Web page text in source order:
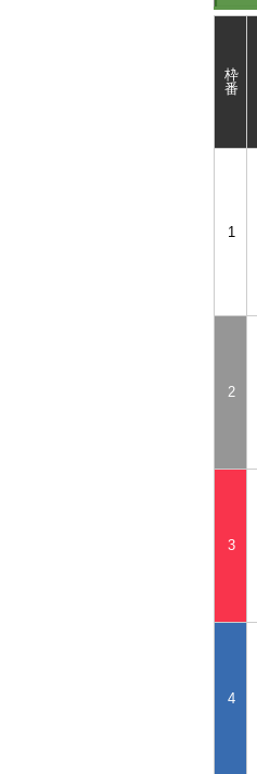
枠
番
1
2
3
4